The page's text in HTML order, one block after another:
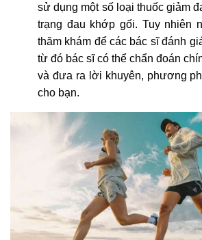
sử dụng một số loại thuốc giảm
trạng đau khớp gối. Tuy nhiên
thăm khám để các bác sĩ đánh
từ đó bác sĩ có thể chẩn đoán
và đưa ra lời khuyên, phương
cho bạn.